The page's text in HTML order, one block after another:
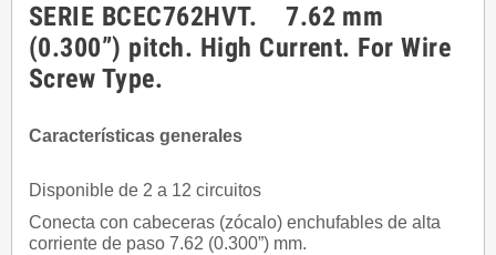
SERIE BCEC762HVT. 7.62 mm
(0.300”) pitch. High Current. For Wire
Screw Type.
Características generales
Disponible de 2 a 12 circuitos
Conecta con cabeceras (zócalo) enchufables de alta
corriente de paso 7.62 (0.300”) mm.